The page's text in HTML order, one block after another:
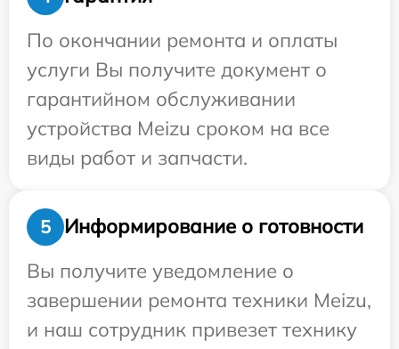
По окончании ремонта и оплаты
услуги Вы получите документ о
гарантийном обслуживании
устройства Meizu сроком на все
виды работ и запчасти.
5
Информирование о готовности
Вы получите уведомление о
завершении ремонта техники Meizu,
и наш сотрудник привезет технику